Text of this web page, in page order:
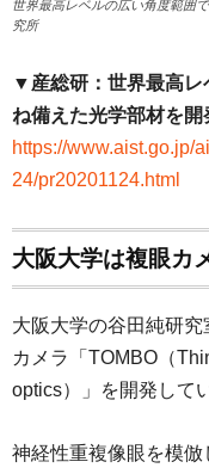
世界最高レベルの広い角度範囲
究所
▼産総研：世界最高レ
ね備えた光学部材を開
https://www.aist.go.jp/
24/pr20201124.html
大阪大学は複眼カ
大阪大学の谷田純研
カメラ「TOMBO（
optics）」を開発して
神経性重複像眼を模